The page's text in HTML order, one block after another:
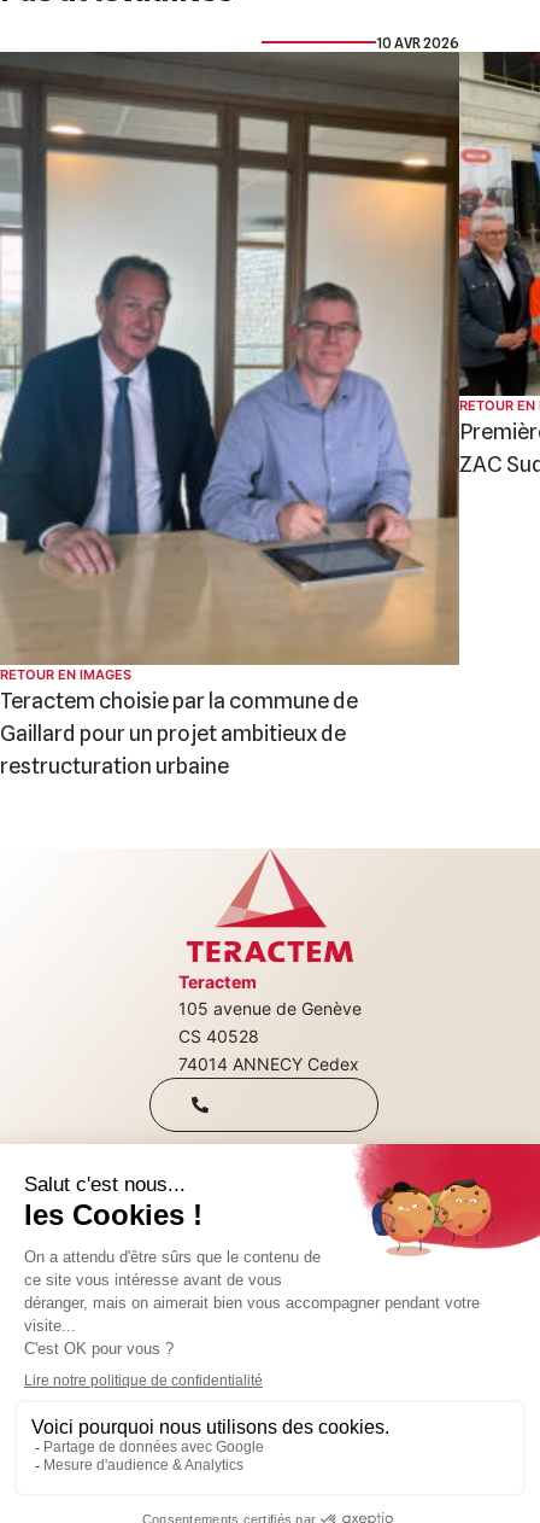
10 AVR 2026
RETOUR EN IMAGES
Teractem choisie par la commune de
Gaillard pour un projet ambitieux de
restructuration urbaine
RETOUR EN
ZAC
Teractem
105 avenue de Genève
CS 40528
74014 ANNECY Cedex
+33(0)4 50 08
CONTACTEZ-NOUS
Qui sommes-nous
Nos consultations
SUIVEZ-NOUS SUR :
© 2024 Teractem
Mentions légales
Il y a actuellement 3 poste(s) à pourvoir chez